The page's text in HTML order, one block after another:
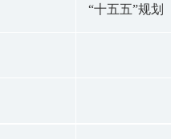
“十五五”规划